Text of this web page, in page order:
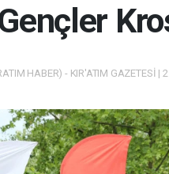
HABER) - KIR'ATIM GAZETESİ